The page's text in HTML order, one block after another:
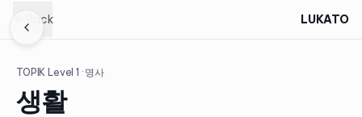
Back LUKATO
TOPIK Level1 · 명사
생활